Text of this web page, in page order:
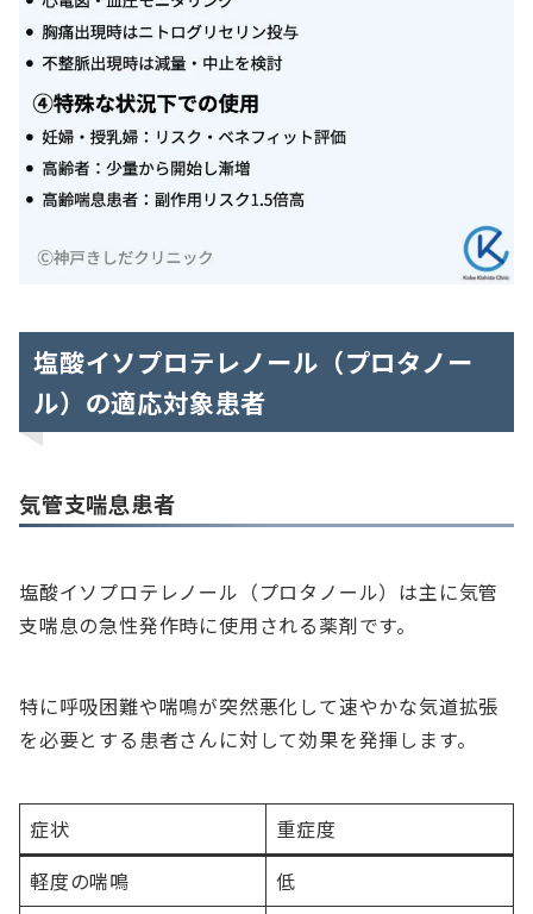
塩酸イソプロテレノール（プロタノー
ル）の適応対象患者
気管支喘息患者
塩酸イソプロテレノール（プロタノール）は主に気管
支喘息の急性発作時に使用される薬剤です。
特に呼吸困難や喘鳴が突然悪化して速やかな気道拡張
を必要とする患者さんに対して効果を発揮します。
症状
重症度
軽度の喘鳴
低